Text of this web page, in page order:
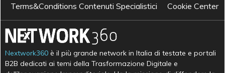
Terms&Conditions Contenuti Specialistici
Cookie Center
Nextwork360 è il più grande network in Italia di testate e portali
B2B dedicati ai temi della Trasformazione Digitale e